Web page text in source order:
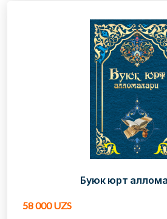
Буюк юрт
58 000 UZS